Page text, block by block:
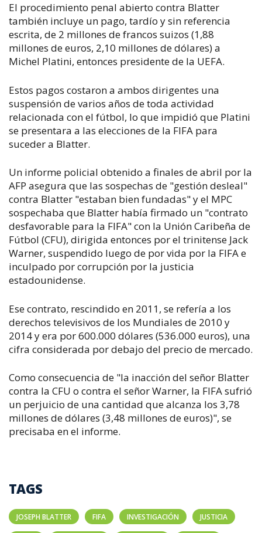
El procedimiento penal abierto contra Blatter
también incluye un pago, tardío y sin referencia
escrita, de 2 millones de francos suizos (1,88
millones de euros, 2,10 millones de dólares) a
Michel Platini, entonces presidente de la UEFA.
Estos pagos costaron a ambos dirigentes una
suspensión de varios años de toda actividad
relacionada con el fútbol, lo que impidió que Platini
se presentara a las elecciones de la FIFA para
suceder a Blatter.
Un informe policial obtenido a finales de abril por la
AFP asegura que las sospechas de "gestión desleal"
contra Blatter "estaban bien fundadas" y el MPC
sospechaba que Blatter había firmado un "contrato
desfavorable para la FIFA" con la Unión Caribeña de
Fútbol (CFU), dirigida entonces por el trinitense Jack
Warner, suspendido luego de por vida por la FIFA e
inculpado por corrupción por la justicia
estadounidense.
Ese contrato, rescindido en 2011, se refería a los
derechos televisivos de los Mundiales de 2010 y
2014 y era por 600.000 dólares (536.000 euros), una
cifra considerada por debajo del precio de mercado.
Como consecuencia de "la inacción del señor Blatter
contra la CFU o contra el señor Warner, la FIFA sufrió
un perjuicio de una cantidad que alcanza los 3,78
millones de dólares (3,48 millones de euros)", se
precisaba en el informe.
TAGS
JOSEPH BLATTER FIFA INVESTIGACIÓN JUSTICIA